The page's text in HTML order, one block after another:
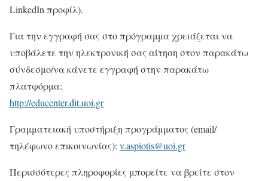
LinkedIn προφίλ).
Για την εγγραφή σας στο πρόγραμμα χρειάζεται να
υποβάλετε την ηλεκτρονική σας αίτηση στον παρακάτω
σύνδεσμο/να κάνετε εγγραφή στην παρακάτω
πλατφόρμα:
http://educenter.dit.uoi.gr
Γραμματειακή υποστήριξη προγράμματος (email/
τηλέφωνο επικοινωνίας): v.aspiotis@uoi.gr
Περισσότερες πληροφορίες μπορείτε να βρείτε στον